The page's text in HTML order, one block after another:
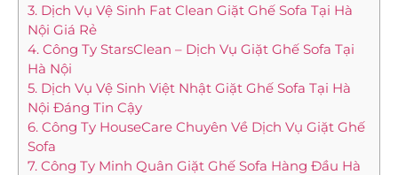
3. Dịch Vụ Vệ Sinh Fat Clean Giặt Ghế Sofa Tại Hà
Nội Giá Rẻ
4. Công Ty StarsClean – Dịch Vụ Giặt Ghế Sofa Tại
Hà Nội
5. Dịch Vụ Vệ Sinh Việt Nhật Giặt Ghế Sofa Tại Hà
Nội Đáng Tin Cậy
6. Công Ty HouseCare Chuyên Về Dịch Vụ Giặt Ghế
Sofa
7. Công Ty Minh Quân Giặt Ghế Sofa Hàng Đầu Hà